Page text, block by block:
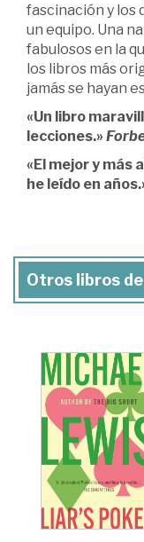
fascinación y los
un equipo. Una
fabulosos en la
los libros más
jamás se hayan
«Un libro
lecciones.»
«El mejor y más
he leído en
Otros libros